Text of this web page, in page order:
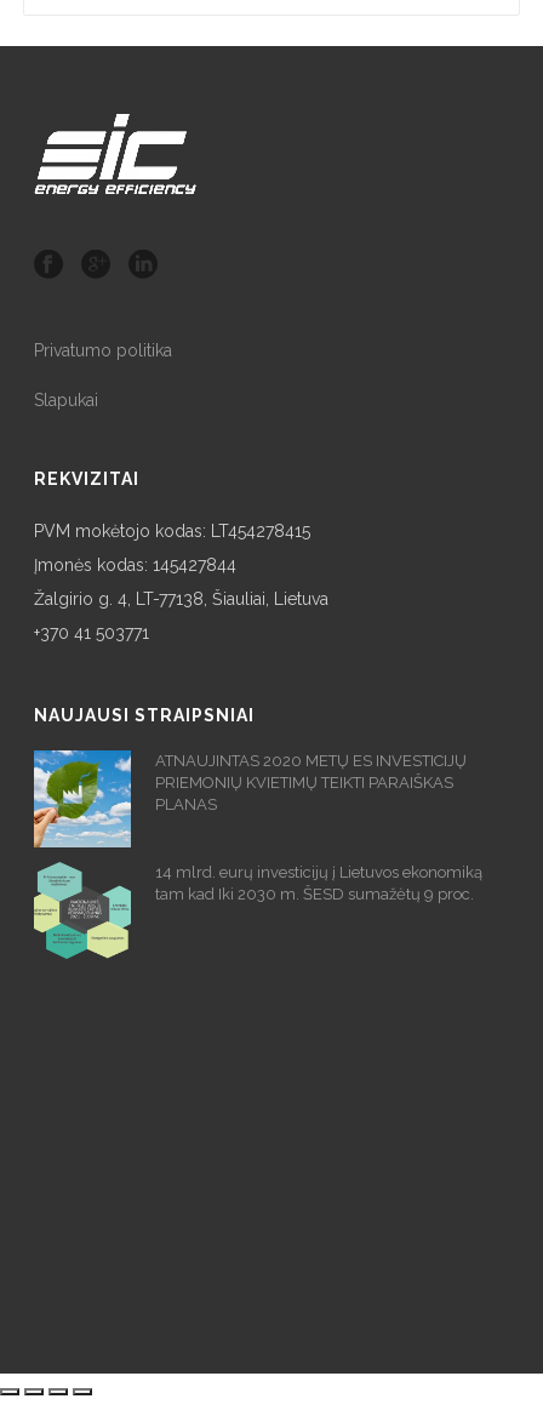
Privatumo politika
Slapukai
REKVIZITAI
PVM mokėtojo kodas: LT454278415
Įmonės kodas: 145427844
Žalgirio g. 4, LT-77138, Šiauliai, Lietuva
+370 41 503771
NAUJAUSI STRAIPSNIAI
ATNAUJINTAS 2020 METŲ ES INVESTICIJŲ
PRIEMONIŲ KVIETIMŲ TEIKTI PARAIŠKAS
PLANAS
14 mlrd. eurų investicijų į Lietuvos ekonomiką
tam kad Iki 2030 m. ŠESD sumažėtų 9 proc.